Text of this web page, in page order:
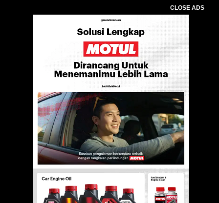
CLOSE ADS